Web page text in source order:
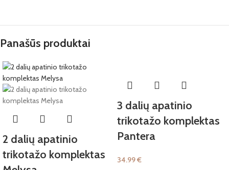
Panašūs produktai
2 dalių apatinio
trikotažo komplektas
3 dalių apatinio
trikotažo komplektas
Pantera
34.99€